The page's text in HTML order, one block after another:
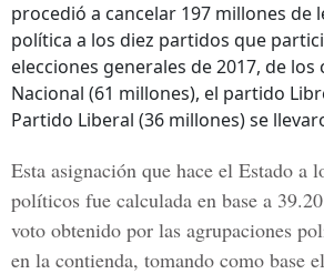
procedió a cancelar 197 millones de
política a los diez partidos que
elecciones generales de 2017, de los
Nacional (61 millones), el partido
Partido Liberal (36 millones) se
Esta asignación que hace el Estado a
políticos fue calculada en base a
voto obtenido por las agrupaciones
en la contienda, tomando como base